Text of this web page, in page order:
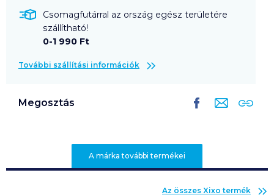
Csomagfutárral az ország egész területére
szállítható!
0-1 990 Ft
További szállítási információk
Megosztás
A márka további termékei
Az összes Xixo termék